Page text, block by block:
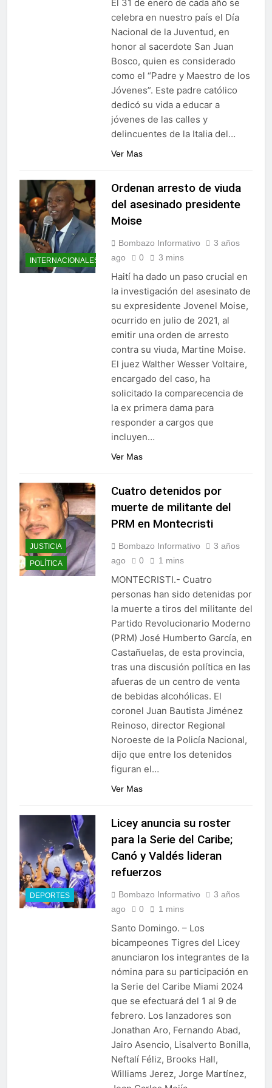
Alejandro Fernández W.
termina gestión en la
Superintendencia de
Bancos
6 Días Ago
El 31 de enero de cada año se
celebra en nuestro país el Día
Nacional de la Juventud, en
honor al sacerdote San Juan
Bosco, quien es considerado
como el “Padre y Maestro de los
Jóvenes”. Este padre católico
dedicó su vida a educar a
jóvenes de las calles y
delincuentes de la Italia del…
Ver Mas
INTERNACIONALES
Ordenan arresto de viuda
del asesinado presidente
Moise
Bombazo Informativo
3 años
ago
0 3 mins
Haití ha dado un paso crucial en
la investigación del asesinato de
su expresidente Jovenel Moise,
ocurrido en julio de 2021, al
emitir una orden de arresto
contra su viuda, Martine Moise.
El juez Walther Wesser Voltaire,
encargado del caso, ha
solicitado la comparecencia de
la ex primera dama para
responder a cargos que
incluyen…
Ver Mas
JUSTICIA
POLÍTICA
Cuatro detenidos por
muerte de militante del
PRM en Montecristi
Bombazo Informativo
3 años
ago
0 1 mins
MONTECRISTI.- Cuatro
personas han sido detenidas por
la muerte a tiros del militante del
Partido Revolucionario Moderno
(PRM) José Humberto García, en
Castañuelas, de esta provincia,
tras una discusión política en las
afueras de un centro de venta
de bebidas alcohólicas. El
coronel Juan Bautista Jiménez
Reinoso, director Regional
Noroeste de la Policía Nacional,
dijo que entre los detenidos
figuran el…
Ver Mas
DEPORTES
Licey anuncia su roster
para la Serie del Caribe;
Canó y Valdés lideran
refuerzos
Bombazo Informativo
3 años
ago
0 1 mins
Santo Domingo. – Los
bicampeones Tigres del Licey
anunciaron los integrantes de la
nómina para su participación en
la Serie del Caribe Miami 2024
que se efectuará del 1 al 9 de
febrero. Los lanzadores son
Jonathan Aro, Fernando Abad,
Jairo Asencio, Lisalverto Bonilla,
Neftalí Féliz, Brooks Hall,
Williams Jerez, Jorge Martínez,